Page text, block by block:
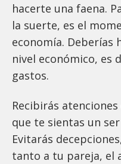
hacerte una faena.
la suerte, es el
economía. Deberías
nivel económico, es
gastos.
Recibirás
que te sientas un
Evitarás
tanto a tu pareja, el